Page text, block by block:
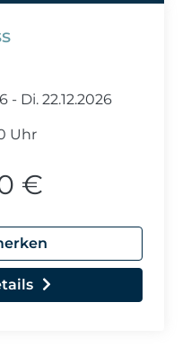
- Di. 22.12.2026
Uhr
€